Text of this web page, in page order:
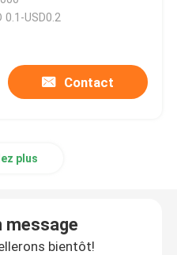
0.1-USD0.2
Contact
plus
message
bientôt!